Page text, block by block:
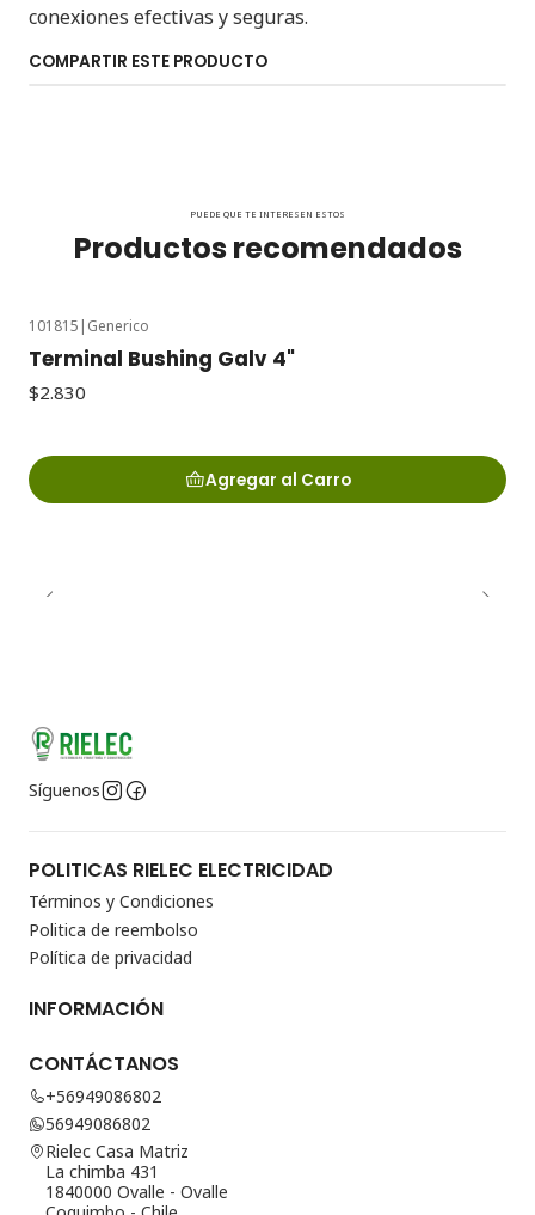
conexiones efectivas y seguras.
COMPARTIR ESTE PRODUCTO
PUEDE QUE TE INTERESEN ESTOS
Productos recomendados
101815 | Generico
Terminal Bushing Galv 4"
$2.830
Agregar al Carro
Síguenos
POLITICAS RIELEC ELECTRICIDAD
Términos y Condiciones
Politica de reembolso
Política de privacidad
INFORMACIÓN
CONTÁCTANOS
+56949086802
56949086802
Rielec Casa Matriz
La chimba 431
1840000 Ovalle - Ovalle